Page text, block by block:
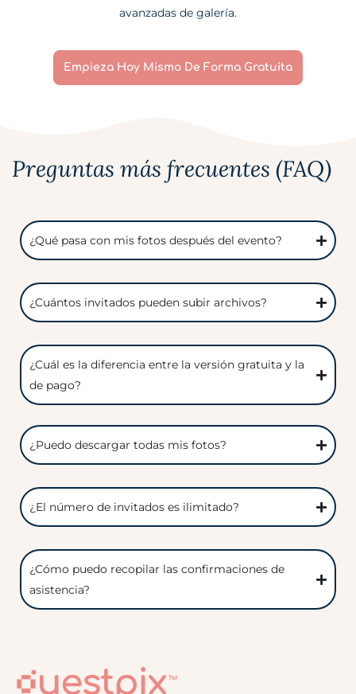
avanzadas de galería.
Empieza Hoy Mismo De Forma Gratuita
Preguntas más frecuentes (FAQ)
¿Qué pasa con mis fotos después del evento?
¿Cuántos invitados pueden subir archivos?
¿Cuál es la diferencia entre la versión gratuita y la
de pago?
¿Puedo descargar todas mis fotos?
¿El número de invitados es ilimitado?
¿Cómo puedo recopilar las confirmaciones de
asistencia?